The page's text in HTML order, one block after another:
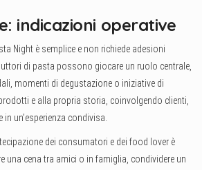
indicazioni operative
Night è semplice e non richiede adesioni
di pasta possono giocare un ruolo centrale,
momenti di degustazione o iniziative di
e alla propria storia, coinvolgendo clienti,
un’esperienza condivisa.
dei consumatori e dei food lover è
una cena tra amici o in famiglia, condividere un